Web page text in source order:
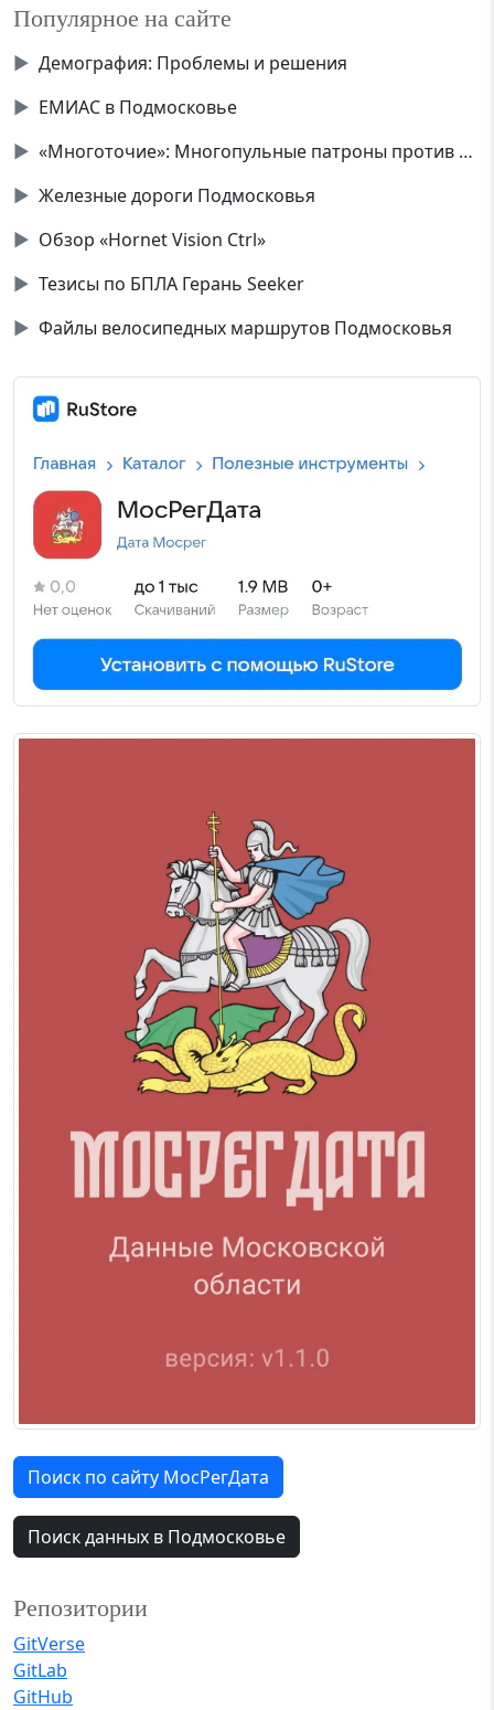
Популярное на сайте
▶ Демография: Проблемы и решения
▶ ЕМИАС в Подмосковье
▶
«Многоточие»: Многопульные патроны против дронов
▶ Железные дороги Подмосковья
▶ Обзор «Hornet Vision Ctrl»
▶ Тезисы по БПЛА Герань Seeker
▶ Файлы велосипедных маршрутов Подмосковья
Поиск по сайту МосРегДата
Поиск данных в Подмосковье
Репозитории
GitVerse
GitLab
GitHub